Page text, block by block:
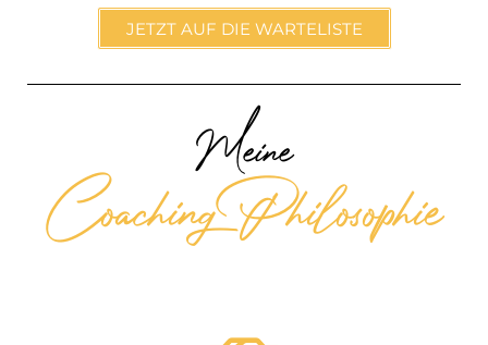
JETZT AUF DIE WARTELISTE
Meine
Coaching Philosophie